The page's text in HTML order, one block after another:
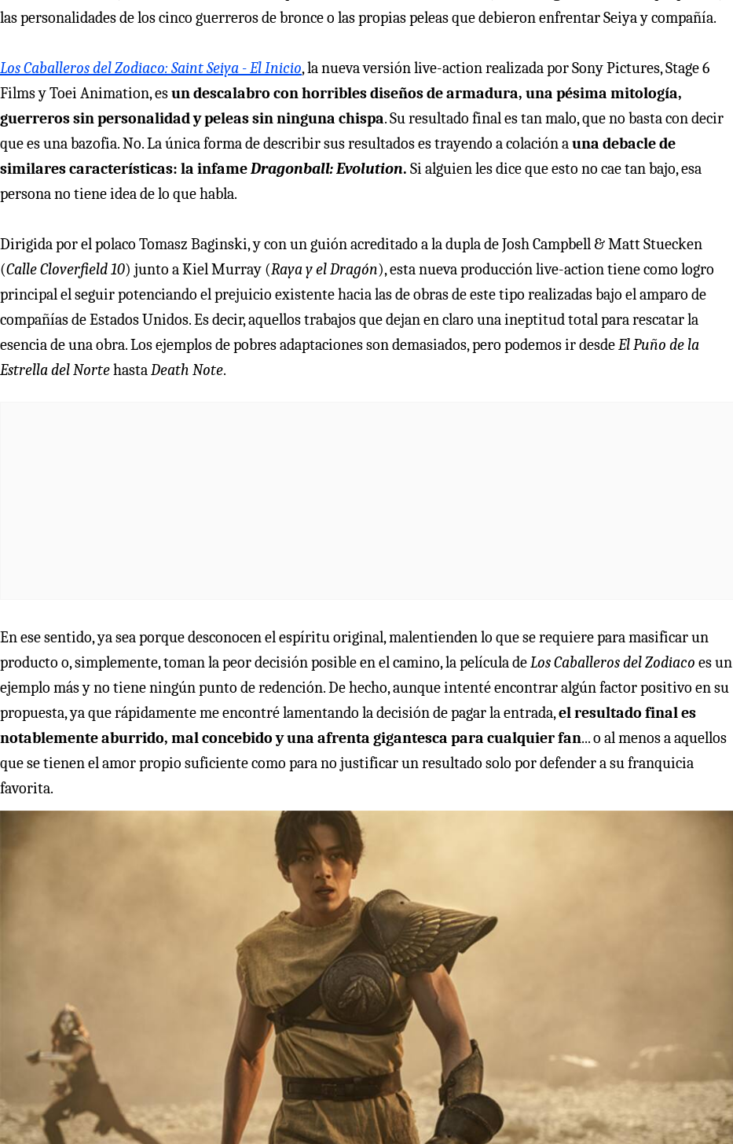
las personalidades de los cinco guerreros de bronce o las propias peleas que debieron enfrentar Seiya y compañía.
Los Caballeros del Zodiaco: Saint Seiya - El Inicio, la nueva versión live-action realizada por Sony Pictures, Stage 6
Films y Toei Animation, esun descalabro con horribles diseños de armadura, una pésima mitología,
guerreros sin personalidad y peleas sin ninguna chispa. Su resultado final es tan malo, que no basta con decir
que es una bazofia. No. La única forma de describir sus resultados es trayendo a colación auna debacle de
similares características: la infameDragonball: Evolution. Si alguien les dice que esto no cae tan bajo, esa
persona no tiene idea de lo que habla.
Dirigida por el polaco Tomasz Baginski, y con un guión acreditado a la dupla de Josh Campbell & Matt Stuecken
(Calle Cloverfield 10) junto a Kiel Murray (Raya y el Dragón), esta nueva producción live-action tiene como logro
principal el seguir potenciando el prejuicio existente hacia las de obras de este tipo realizadas bajo el amparo de
compañías de Estados Unidos. Es decir, aquellos trabajos que dejan en claro una ineptitud total para rescatar la
esencia de una obra. Los ejemplos de pobres adaptaciones son demasiados, pero podemos ir desdeEl Puño de la
Estrella del NortehastaDeath Note.
En ese sentido, ya sea porque desconocen el espíritu original, malentienden lo que se requiere para masificar un
producto o, simplemente, toman la peor decisión posible en el camino, la película deLos Caballeros del Zodiaco es un
ejemplo más y no tiene ningún punto de redención. De hecho, aunque intenté encontrar algún factor positivo en su
propuesta, ya que rápidamente me encontré lamentando la decisión de pagar la entrada,el resultado final es
notablemente aburrido, mal concebido y una afrenta gigantesca para cualquier fan... o al menos a aquellos
que se tienen el amor propio suficiente como para no justificar un resultado solo por defender a su franquicia
favorita.